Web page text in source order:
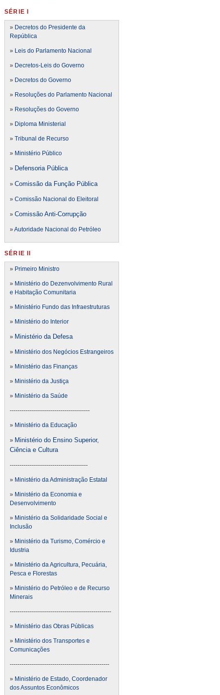
SÉRIE I
» Decretos do Presidente da
República
» Leis do Parlamento Nacional
» Decretos-Leis do Governo
» Decretos do Governo
» Resoluções do Parlamento Nacional
» Resoluções do Governo
» Diploma Ministerial
» Tribunal de Recurso
» Ministério Público
» Defensoria Pública
» Comissão da Função Pública
» Comissão Nacional do Eleitoral
» Comissão Anti-Corrupção
» Autoridade Nacional do Petróleo
SÉRIE II
» Primeiro Ministro
» Ministério do Dezenvolvimento Rural
e Habitação Comunitaria
» Ministério Fundo das Infraestruturas
» Ministério do Interior
» Ministério da Defesa
» Ministério dos Negócios Estrangeiros
» Ministério das Finanças
» Ministério da Justiça
» Ministério da Saúde
-----------------------------------------
» Ministério da Educação
» Ministério do Ensino Superior,
Ciência e Cultura
----------------------------------------
» Ministério da Administração Estatal
» Ministério da Economia e
Desenvolvimento
» Ministério da Solidaridade Social e
Inclusão
» Ministério da Turismo, Comércio e
Idustria
» Ministério da Agricultura, Pecuária,
Pesca e Florestas
» Ministério do Petróleo e de Recurso
Minerais
----------------------------------------------------
» Ministério das Obras Públicas
» Ministério dos Transportes e
Comunicações
---------------------------------------------------
» Ministério de Estado, Coordenador
dos Assuntos Econômicos